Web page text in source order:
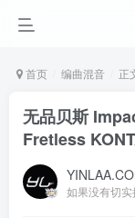
首页 编曲混音 正
无品贝斯
Fretless
如果没有切